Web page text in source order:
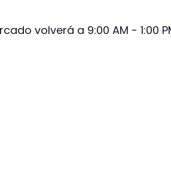
volverá a 9:00 AM - 1:00